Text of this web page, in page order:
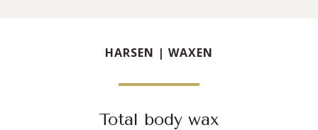
HARSEN | WAXEN
Total body wax